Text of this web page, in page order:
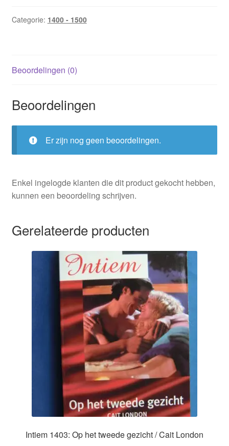
Categorie: 1400 - 1500
Beoordelingen (0)
Beoordelingen
Er zijn nog geen beoordelingen.
Enkel ingelogde klanten die dit product gekocht hebben,
kunnen een beoordeling schrijven.
Gerelateerde producten
Intiem 1403: Op het tweede gezicht / Cait London